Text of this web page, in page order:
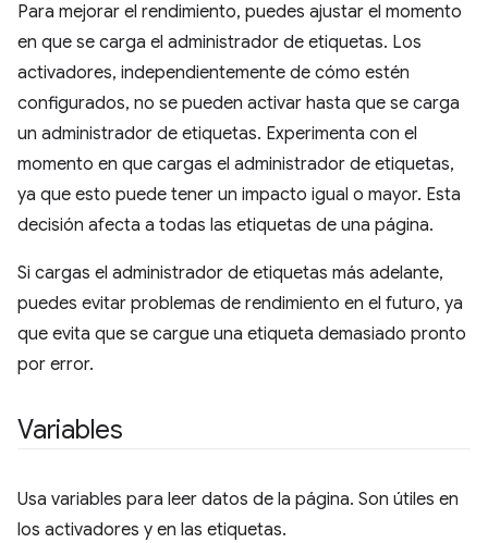
Para mejorar el rendimiento, puedes ajustar el momento
en que se carga el administrador de etiquetas. Los
activadores, independientemente de cómo estén
configurados, no se pueden activar hasta que se carga
un administrador de etiquetas. Experimenta con el
momento en que cargas el administrador de etiquetas,
ya que esto puede tener un impacto igual o mayor. Esta
decisión afecta a todas las etiquetas de una página.
Si cargas el administrador de etiquetas más adelante,
puedes evitar problemas de rendimiento en el futuro, ya
que evita que se cargue una etiqueta demasiado pronto
por error.
Variables
Usa variables para leer datos de la página. Son útiles en
los activadores y en las etiquetas.